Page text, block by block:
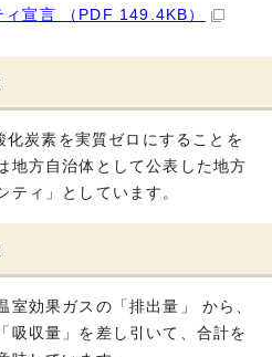
宣言 （PDF 149.4KB）
炭素を実質ゼロにすることを
地方自治体として公表した地方
ティ」としています。
室効果ガスの「排出量」 から、
吸収量」を差し引いて、合計を